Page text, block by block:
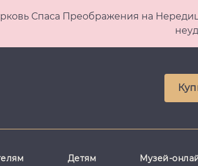
Спаса Преображения на
Детям Музей-